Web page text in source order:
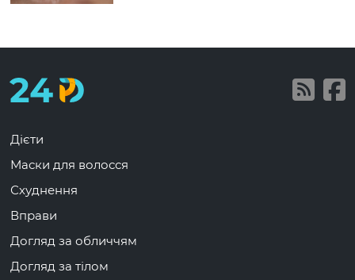
Дієти
Маски для волосся
Схуднення
Вправи
Догляд за обличчям
Догляд за тілом